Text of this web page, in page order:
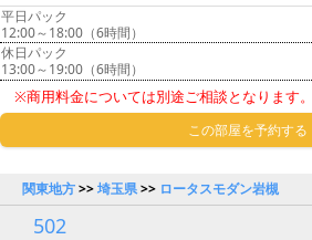
平日パック
12:00～18:00（6時間）
休日パック
13:00～19:00（6時間）
※商用料金については別途ご相談となります。
この部屋を予約する
関東地方>>埼玉県>> ロータスモダン岩槻
502